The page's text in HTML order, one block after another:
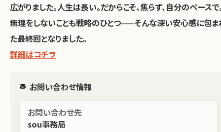
広がりました。人生は長い。だからこそ、焦らず、自分のペースで
無理をしないことも戦略のひとつ——そんな深い安心感に包ま
た最終回となりました。
詳細はコチラ
お問い合わせ情報
お問い合わせ先
sou事務局